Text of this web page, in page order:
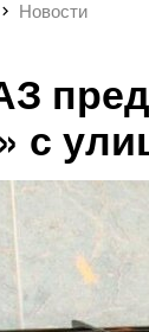
Новости
с